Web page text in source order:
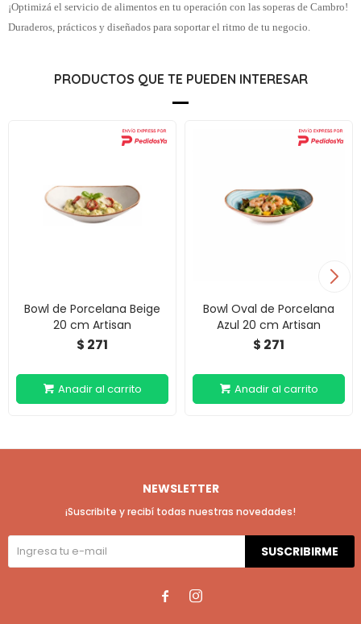
¡Optimizá el servicio de alimentos en tu operación con las soperas de Cambro!
Duraderos, prácticos y diseñados para soportar el ritmo de tu negocio.
PRODUCTOS QUE TE PUEDEN INTERESAR
Bowl de Porcelana Beige
20 cm Artisan
$ 271
Bowl Oval de Porcelana
Azul 20 cm Artisan
$ 271
NEWSLETTER
¡Suscribite y recibí todas nuestras novedades!
SUSCRIBIRME
 